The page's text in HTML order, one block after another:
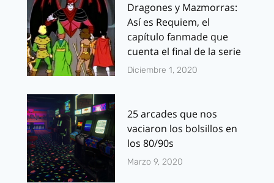
Dragones y Mazmorras:
Así es Requiem, el
capítulo fanmade que
cuenta el final de la serie
Diciembre 1, 2020
25 arcades que nos
vaciaron los bolsillos en
los 80/90s
Marzo 9, 2020